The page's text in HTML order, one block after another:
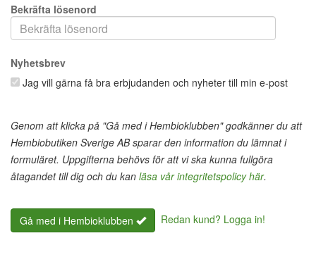
Bekräfta lösenord
Nyhetsbrev
Jag vill gärna få bra erbjudanden och nyheter till min e-post
Genom att klicka på "Gå med i Hembioklubben" godkänner du att
Hembiobutiken Sverige AB sparar den information du lämnat i
formuläret. Uppgifterna behövs för att vi ska kunna fullgöra
åtagandet till dig och du kan läsa vår integritetspolicy här.
Gå med i Hembioklubben Redan kund? Logga in!